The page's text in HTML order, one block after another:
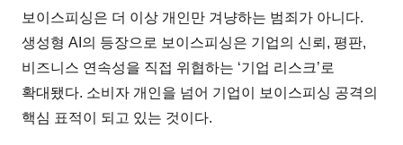
보이스피싱은 더 이상 개인만 겨냥하는 범죄가 아니다.
생성형 AI의 등장으로 보이스피싱은 기업의 신뢰, 평판,
비즈니스 연속성을 직접 위협하는 ‘기업 리스크’로
확대됐다. 소비자 개인을 넘어 기업이 보이스피싱 공격의
핵심 표적이 되고 있는 것이다.